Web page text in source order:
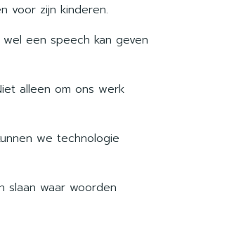
voor zijn kinderen.
een speech kan geven
alleen om ons werk
we technologie
slaan waar woorden